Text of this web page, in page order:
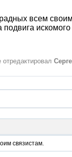
всем
связистам.